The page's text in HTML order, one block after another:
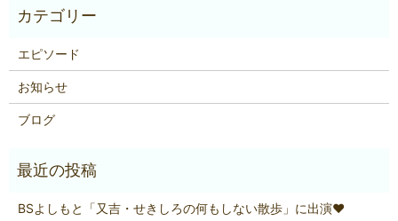
エピソード
お知らせ
ブログ
BSよしもと「又吉・せきしろの何もしない散歩」に出演❤